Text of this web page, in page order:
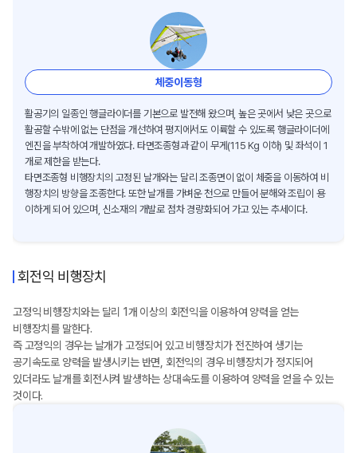
체중이동형
활공기의 일종인 행글라이더를 기본으로 발전해 왔으며, 높은 곳에서 낮은 곳으로
활공할 수밖에 없는 단점을 개선하여 평지에서도 이륙할 수 있도록 행글라이더에
엔진을 부착하여 개발하였다. 타면조종형과 같이 무게(115 Kg 이하) 및 좌석이 1
개로 제한을 받는다.
타면조종형 비행장치의 고정된 날개와는 달리 조종면이 없이 체중을 이동하여 비
행장치의 방향을 조종한다. 또한 날개를 가벼운 천으로 만들어 분해와 조립이 용
이하게 되어 있으며, 신소재의 개발로 점차 경량화되어 가고 있는 추세이다.
회전익 비행장치
고정익 비행장치와는 달리 1개 이상의 회전익을 이용하여 양력을 얻는
비행장치를 말한다.
즉 고정익의 경우는 날개가 고정되어 있고 비행장치가 전진하여 생기는
공기속도로 양력을 발생시키는 반면, 회전익의 경우 비행장치가 정지되어
있더라도 날개를 회전시켜 발생하는 상대속도를 이용하여 양력을 얻을 수 있는
것이다.